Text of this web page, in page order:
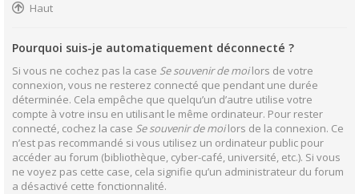
Haut
Pourquoi suis-je automatiquement déconnecté ?
Si vous ne cochez pas la case Se souvenir de moilors de votre
connexion, vous ne resterez connecté que pendant une durée
déterminée. Cela empêche que quelqu’un d’autre utilise votre
compte à votre insu en utilisant le même ordinateur. Pour rester
connecté, cochez la case Se souvenir de moilors de la connexion. Ce
n’est pas recommandé si vous utilisez un ordinateur public pour
accéder au forum (bibliothèque, cyber-café, université, etc.). Si vous
ne voyez pas cette case, cela signifie qu’un administrateur du forum
a désactivé cette fonctionnalité.